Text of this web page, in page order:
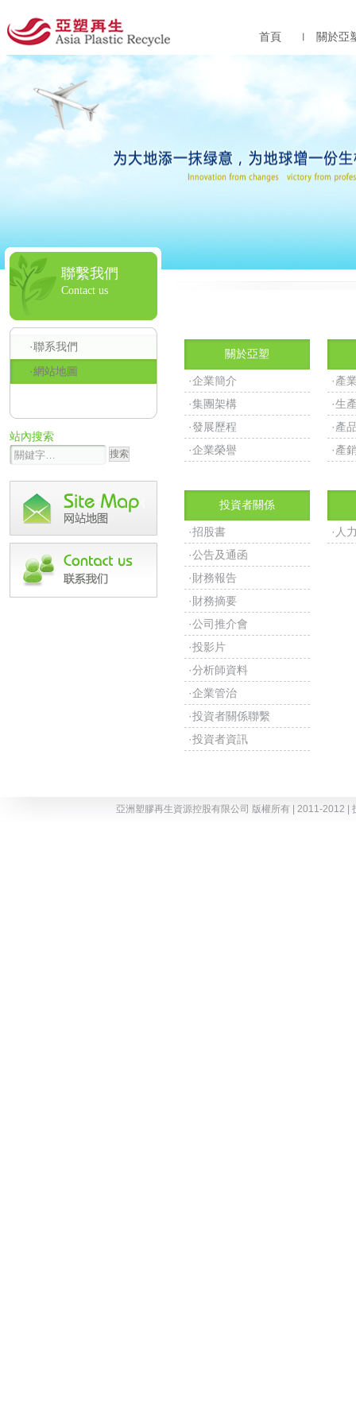
首頁 關於亞
聯繫我們
Contact us
·聯系我們
·網站地圖
站內搜索
關於亞塑
·企業簡介
·集團架構
·發展歷程
·企業榮譽
·產
·生
·產
·產
投資者關係
·招股書
·公告及通函
·財務報告
·財務摘要
·公司推介會
·投影片
·分析師資料
·企業管治
·投資者關係聯繫
·投資者資訊
·人
亞洲塑膠再生資源控股有限公司 版權所有 | 2011-2012 |